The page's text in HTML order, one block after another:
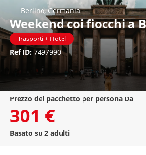
Berlino, Germania
Weekend coi fiocchi a
Trasporti + Hotel
Ref ID: 7497990
prezzo del pacchetto per persona Da
301 €
Basato su 2 adulti